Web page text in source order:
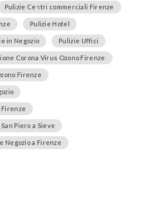
Pulizie Centri commerciali Firenze
Pulizie Hotel
in Negozio Pulizie Uffici
Corona Virus Ozono Firenze
Firenze
Piero a Sieve
Negozio a Firenze